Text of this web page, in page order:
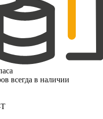
всегда в наличии